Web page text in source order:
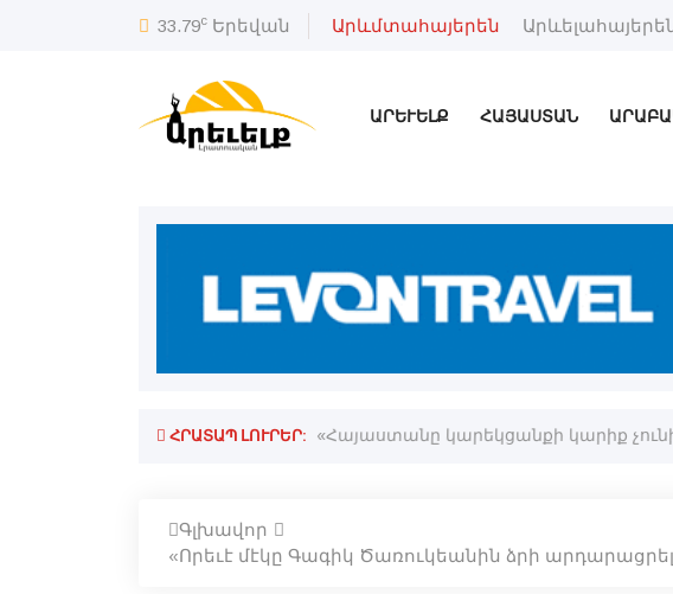
33.79c Երեվան Արևմտահայերեն
ԱՐԵՒԵԼՔ ՀԱՅԱՍՏԱՆ
ՀՐԱՏԱՊ ԼՈՒՐԵՐ: «Հայաստանը կարեկցանքի կարիք
Գլխավոր
«Որեւէ մէկը Գագիկ Ծառուկեանին ձրի